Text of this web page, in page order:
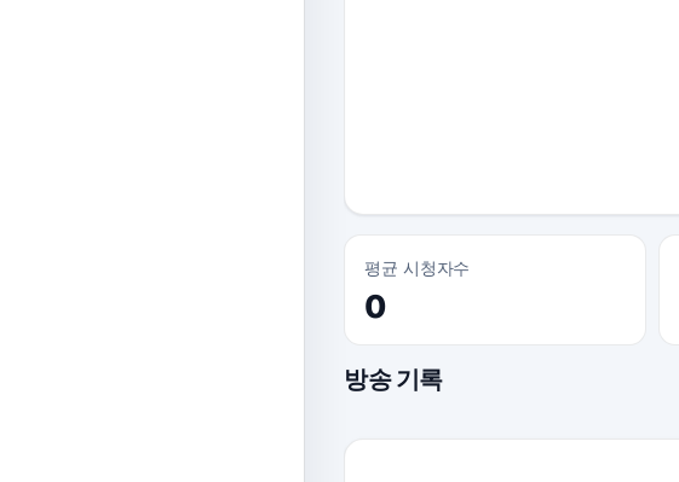
평균 시청자수
0
방송 기록